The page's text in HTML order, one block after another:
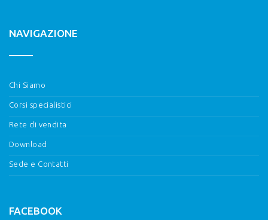
NAVIGAZIONE
Chi Siamo
Corsi specialistici
Rete di vendita
Download
Sede e Contatti
FACEBOOK